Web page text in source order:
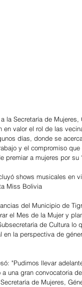
valor el rol de las
días, donde se
y el compromiso que
premiar a mujeres por su
shows musicales en
Miss Bolivia
del Municipio de
el Mes de la Mujer y
de Cultura lo
la perspectiva de
"Pudimos llevar
una gran convocatoria
de Mujeres,